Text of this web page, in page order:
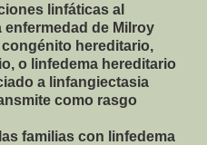
linfáticas al
enfermedad de Milroy
hereditario,
o linfedema hereditario
a linfangiectasia
como rasgo
familias con linfedema